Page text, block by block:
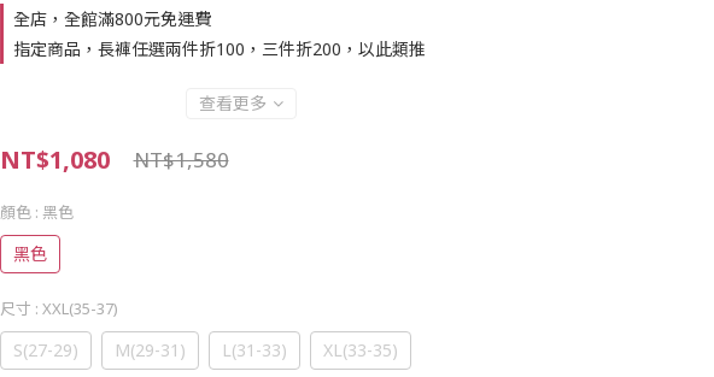
全店，全館滿800元免運費
指定商品，長褲任選兩件折100，三件折200，以此類推
查看更多
NT$1,080 NT$1,580
顏色 : 黑色
黑色
尺寸 : XXL(35-37)
S(27-29) M(29-31) L(31-33) XL(33-35)